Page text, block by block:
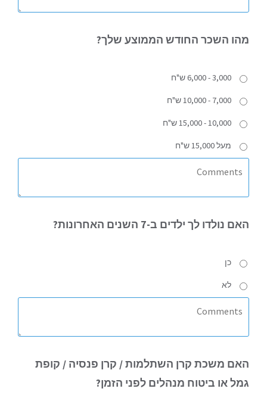
מהו השכר החודש הממוצע שלך?
3,000 - 6,000 ש"ח
7,000 - 10,000 ש"ח
10,000 - 15,000 ש"ח
מעל 15,000 ש"ח
האם נולדו לך ילדים ב-7 השנים האחרונות?
כן
לא
האם משכת קרן השתלמות / קרן פנסיה / קופת
גמל או ביטוח מנהלים לפני הזמן?